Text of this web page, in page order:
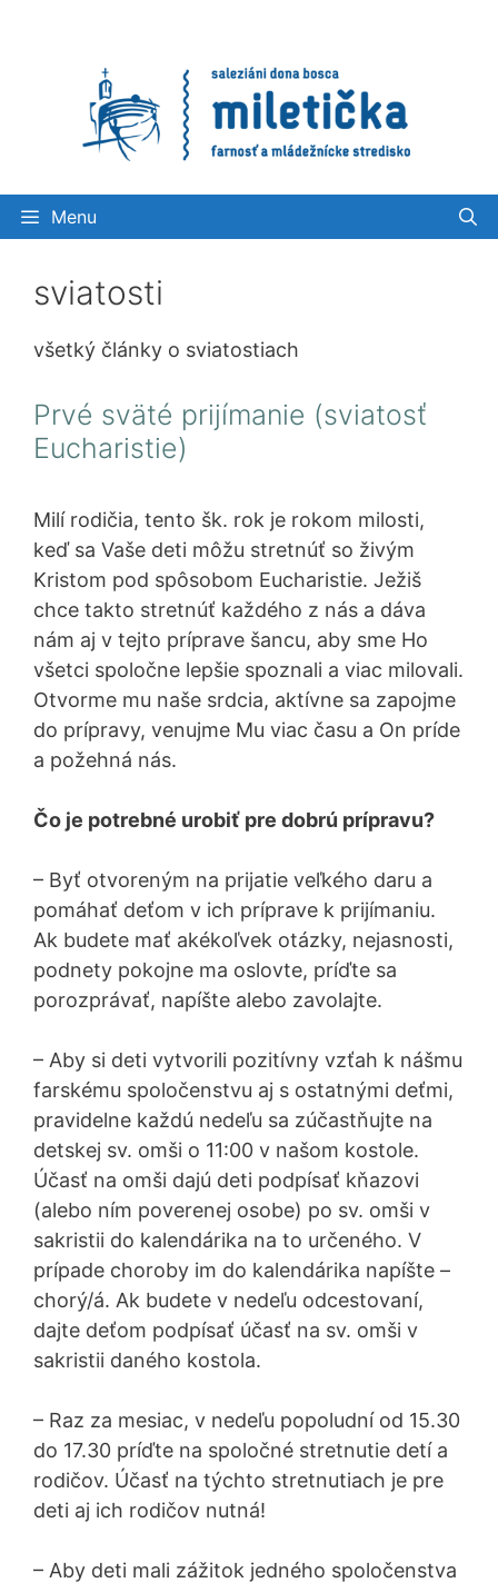
Menu
sviatosti
všetký články o sviatostiach
Prvé sväté prijímanie (sviatosť
Eucharistie)
Milí rodičia, tento šk. rok je rokom milosti,
keď sa Vaše deti môžu stretnúť so živým
Kristom pod spôsobom Eucharistie. Ježiš
chce takto stretnúť každého z nás a dáva
nám aj v tejto príprave šancu, aby sme Ho
všetci spoločne lepšie spoznali a viac milovali.
Otvorme mu naše srdcia, aktívne sa zapojme
do prípravy, venujme Mu viac času a On príde
a požehná nás.
Čo je potrebné urobiť pre dobrú prípravu?
– Byť otvoreným na prijatie veľkého daru a
pomáhať deťom v ich príprave k prijímaniu.
Ak budete mať akékoľvek otázky, nejasnosti,
podnety pokojne ma oslovte, príďte sa
porozprávať, napíšte alebo zavolajte.
– Aby si deti vytvorili pozitívny vzťah k nášmu
farskému spoločenstvu aj s ostatnými deťmi,
pravidelne každú nedeľu sa zúčastňujte na
detskej sv. omši o 11:00 v našom kostole.
Účasť na omši dajú deti podpísať kňazovi
(alebo ním poverenej osobe) po sv. omši v
sakristii do kalendárika na to určeného. V
prípade choroby im do kalendárika napíšte –
chorý/á. Ak budete v nedeľu odcestovaní,
dajte deťom podpísať účasť na sv. omši v
sakristii daného kostola.
– Raz za mesiac, v nedeľu popoludní od 15.30
do 17.30 príďte na spoločné stretnutie detí a
rodičov. Účasť na týchto stretnutiach je pre
deti aj ich rodičov nutná!
– Aby deti mali zážitok jedného spoločenstva